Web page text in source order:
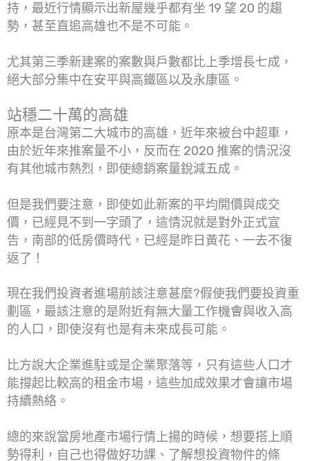
持，最近行情顯示出新屋幾乎都有坐 19 望 20 的趨
勢，甚至直追高雄也不是不可能。
尤其第三季新建案的案數與戶數都比上季增長七成，
絕大部分集中在安平與高鐵區以及永康區。
站穩二十萬的高雄
原本是台灣第二大城市的高雄，近年來被台中超車，
由於近年來推案量不小，反而在 2020 推案的情況沒
有其他城市熱烈，即使總銷案量銳減五成。
但是我們要注意，即使如此新案的平均開價與成交
價，已經見不到一字頭了，這情況就是對外正式宣
告，南部的低房價時代，已經是昨日黃花、一去不復
返了！
現在我們投資者進場前該注意甚麼?假使我們要投資重
劃區，最該注意的是附近有無大量工作機會與收入高
的人口，即使沒有也是有未來成長可能。
比方說大企業進駐或是企業聚落等，只有這些人口才
能撐起比較高的租金市場，這些加成效果才會讓市場
持續熱絡。
總的來說當房地產市場行情上揚的時候，想要搭上順
勢得利，自己也得做好功課、了解想投資物件的條